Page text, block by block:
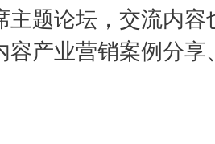
主题论坛，交流内
容产业营销案例分